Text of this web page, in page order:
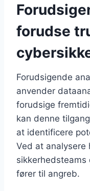
forudse
Forudsigende
anvender
forudsige
kan denne
at identificere
Ved at analysere
fører til angreb.